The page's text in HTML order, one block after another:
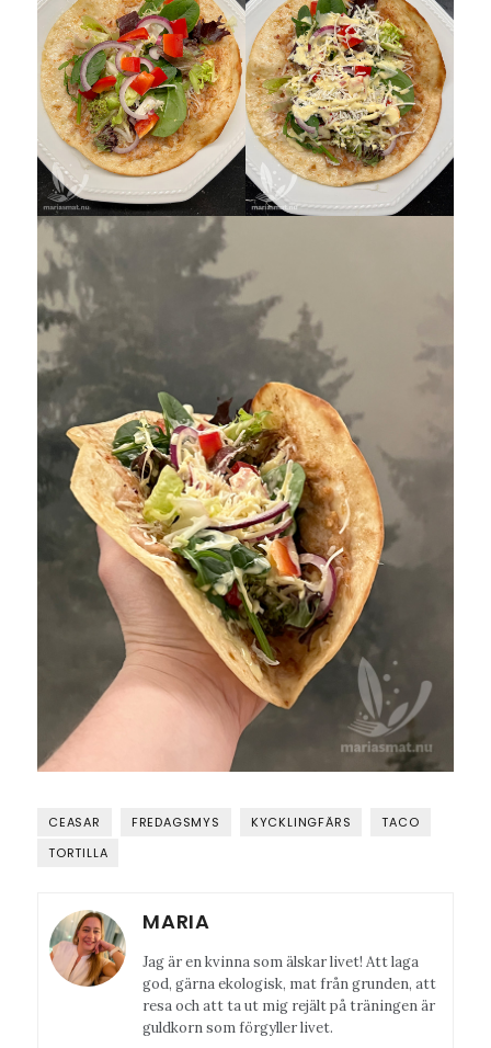
CEASAR FREDAGSMYS KYCKLINGFÄRS
TACO
TORTILLA
MARIA
Jag är en kvinna som älskar livet! Att laga
god, gärna ekologisk, mat från grunden, att
resa och att ta ut mig rejält på träningen är
guldkorn som förgyller livet.